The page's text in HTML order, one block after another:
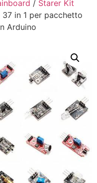
/ Starer Kit
in 1 per pacchetto
Arduino